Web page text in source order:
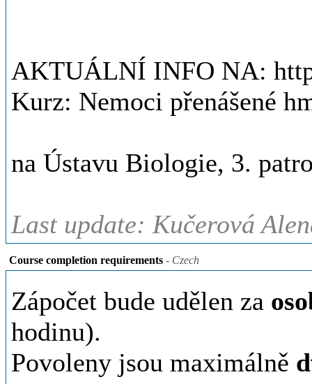
AKTUÁLNÍ INFO NA:
Kurz: Nemoci přenášené
na Ústavu Biologie, 3.
Last update: Kučerová
Course completion requirements - Czech
Zápočet bude udělen za
hodinu).
Povoleny jsou maximálně